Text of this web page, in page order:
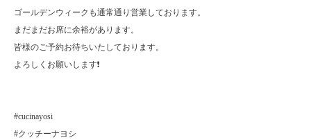
ゴールデンウィークも通常通り営業しております。
まだまだお席に余裕があります。
皆様のご予約お待ちいたしております。
よろしくお願いします❗️
#cucinayosi
#クッチーナヨシ